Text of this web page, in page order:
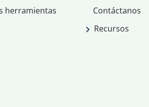
herramientas
Contáctanos
Recursos